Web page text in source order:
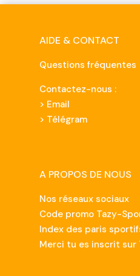
AIDE & CONTACT
Questions fréquentes
Contactez-nous :
> Email
> Télégram
A PROPOS DE NOUS
Nos réseaux sociaux
Code promo Tazy-
Index des paris
Merci tu es inscrit sur